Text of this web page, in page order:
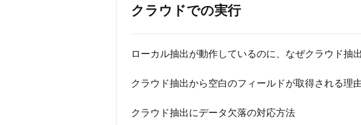
クラウドでの実行
ローカル抽出が動作しているのに、なぜクラウド抽
クラウド抽出から空白のフィールドが取得される理
クラウド抽出にデータ欠落の対応方法